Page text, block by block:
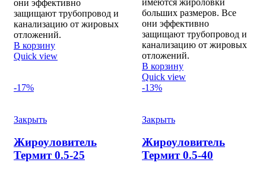
они эффективно
защищают трубопровод и
канализацию от жировых
отложений.
В корзину
Quick view
больших размеров. Все
они эффективно
защищают трубопровод и
канализацию от жировых
отложений.
В корзину
Quick view
-17%
Закрыть
Жироуловитель
Термит 0.5-25
-13%
Закрыть
Жироуловитель
Термит 0.5-40